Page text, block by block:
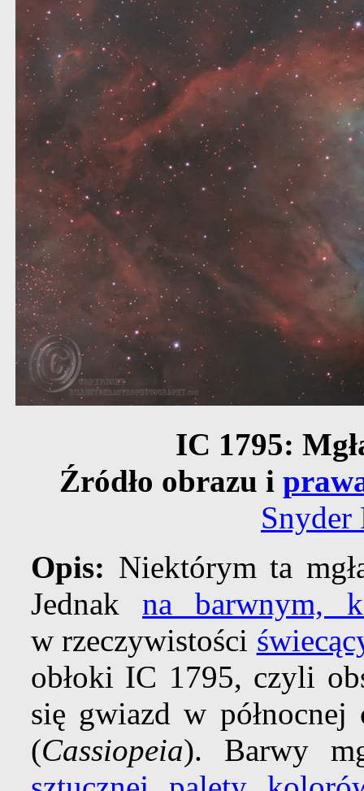
IC 1795:
Źródło obrazu i
Snyder
Opis: Niektórym ta
Jednak na barwnym,
w rzeczywistości
obłoki IC 1795, czyli
się gwiazd w północnej
(Cassiopeia). Barwy